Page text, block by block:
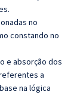
no
constando no
e absorção dos
a
na lógica